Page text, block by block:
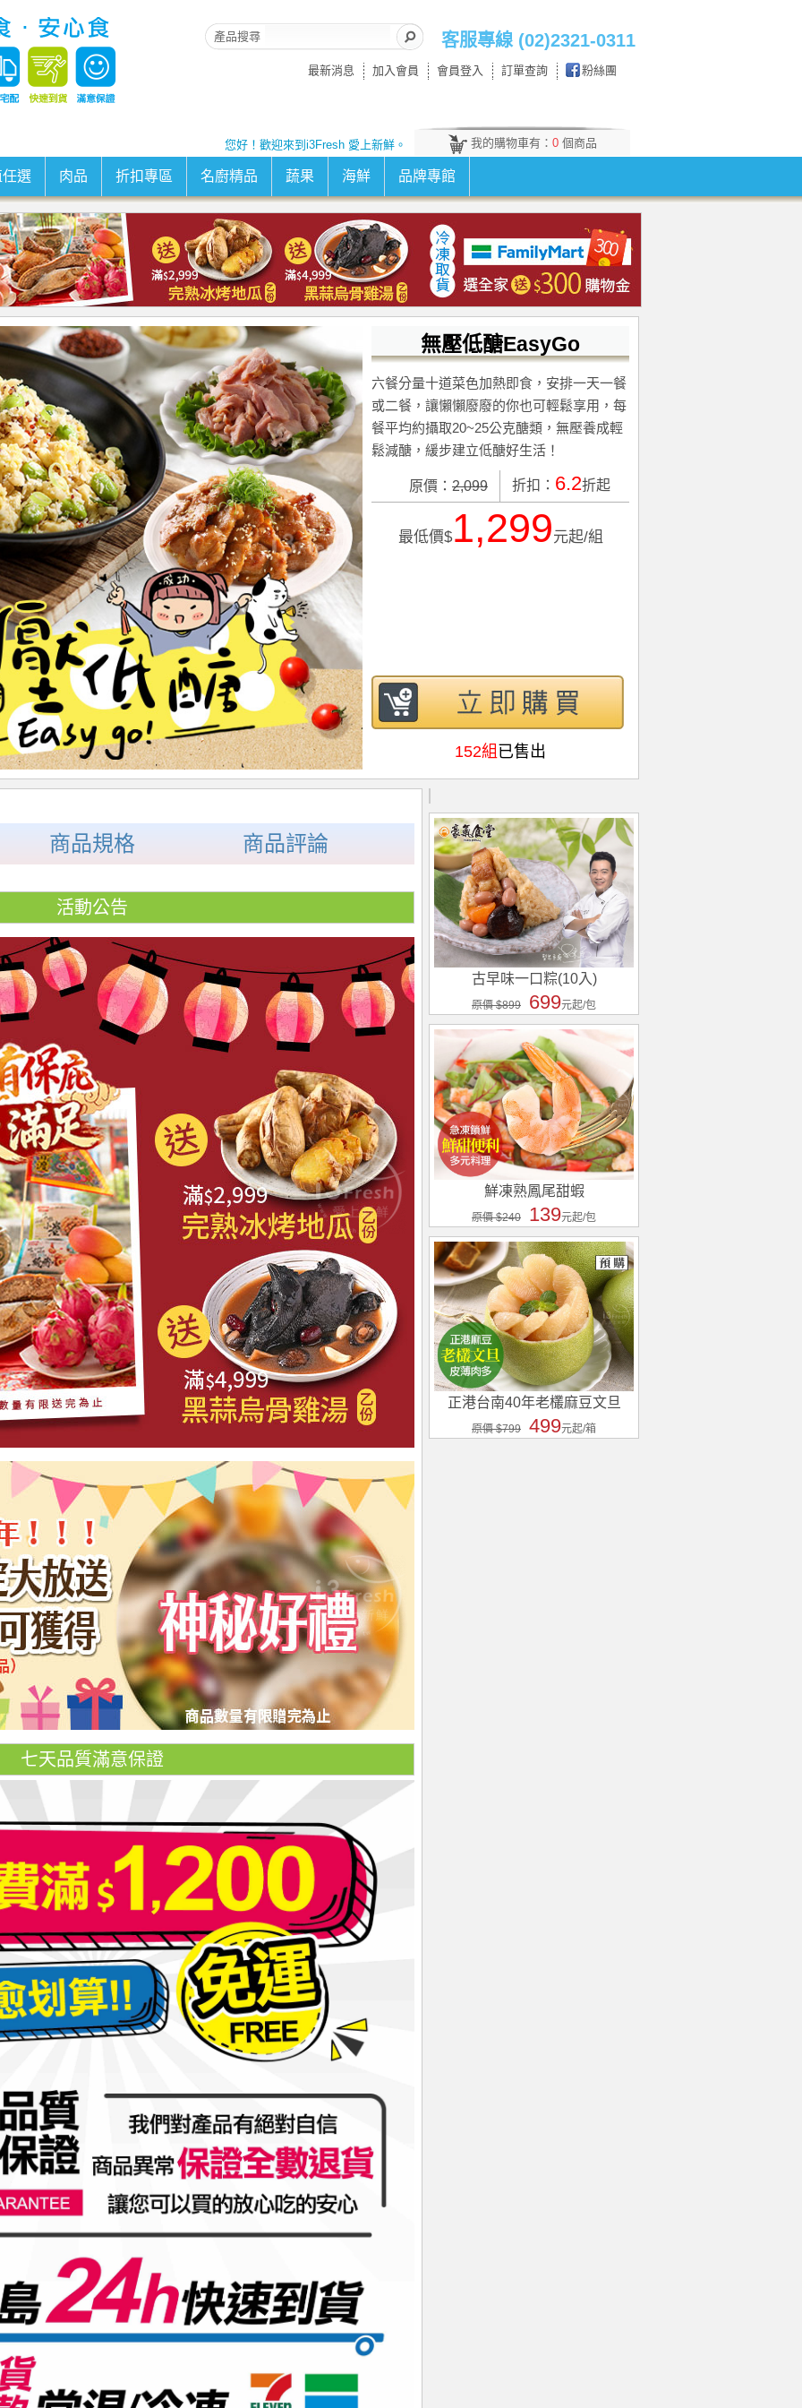
客服專線 (02)2321-0311
產品搜尋
最新消息 加入會員 會員登入 訂單查詢 粉絲團
您好！歡迎來到i3Fresh 愛上新鮮。 我的購物車有： 0 個商品
選 肉品 折扣專區 名廚精品 蔬果 海鮮 品牌專館
無壓低醣EasyGo
六餐分量十道菜色加熱即食，安排一天一餐
或二餐，讓懶懶廢廢的你也可輕鬆享用，每
餐平均約攝取20~25公克醣類，無壓養成輕
鬆減醣，緩步建立低醣好生活！
原價： 2,099 折扣： 6.2折起
最低價$1,299元起/組
152組 已售出
商品規格 商品評論
活動公告
七天品質滿意保證
古早味一口粽(10入)
原價 $899 699元起/包
鮮凍熟鳳尾甜蝦
原價 $240 139元起/包
正港台南40年老欉麻豆文旦
原價 $799 499元起/箱